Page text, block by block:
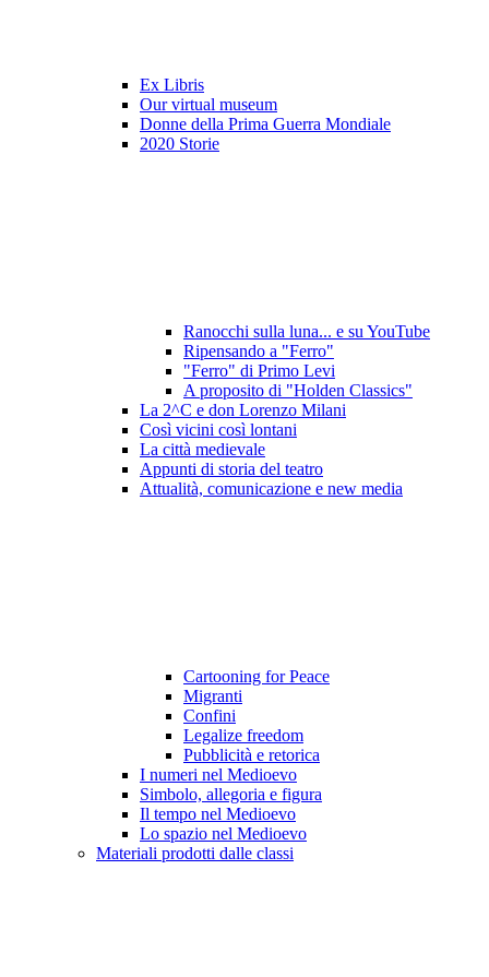
Ex Libris
Our virtual museum
Donne della Prima Guerra Mondiale
2020 Storie
Ranocchi sulla luna... e su YouTube
Ripensando a "Ferro"
"Ferro" di Primo Levi
A proposito di "Holden Classics"
La 2^C e don Lorenzo Milani
Così vicini così lontani
La città medievale
Appunti di storia del teatro
Attualità, comunicazione e new media
Cartooning for Peace
Migranti
Confini
Legalize freedom
Pubblicità e retorica
I numeri nel Medioevo
Simbolo, allegoria e figura
Il tempo nel Medioevo
Lo spazio nel Medioevo
Materiali prodotti dalle classi